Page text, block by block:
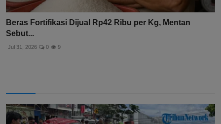
Beras Fortifikasi Dijual Rp42 Ribu per Kg, Mentan
Sebut...
Jul 31, 2026 0 9